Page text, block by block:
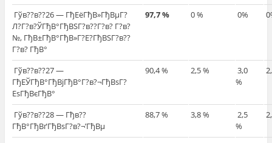
Гўв??в??26 — ГђЕёГђВ»ГђВµГ?
Л?Г?в?ЎГђВ°ГђВЅГ?в??Г?в? Г?в?
№, ГђВ±ГђВ°ГђВ»Г?Е?ГђВЅГ?в??
Г?в? ГђВ°
97,7 % 0 % 0%
Гўв??в??27 —
ГђЕЎГђВ°ГђВјГђВ°Г?в?¬ГђВѕГ?
ЕѕГђВєГђВ°
90,4 % 2,5 %
3,0
%
Гўв??в??28 — Гђв??
ГђВ°ГђВґГђВѕГ?в?¬’ГђВµ
88,7 % 3,8 %
2,5
%